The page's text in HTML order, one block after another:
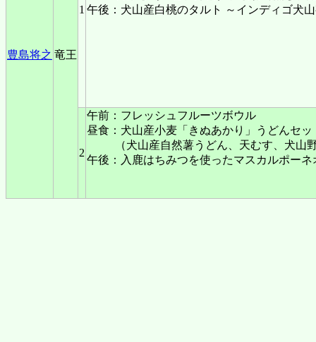
豊島将之 竜王
1 午後：犬山産白桃のタルト ～インディゴ犬
2
午前：フレッシュフルーツボウル
昼食：犬山産小麦「きぬあかり」うどんセッ
（犬山産自然薯うどん、天むす、犬山
午後：入鹿はちみつを使ったマスカルポー